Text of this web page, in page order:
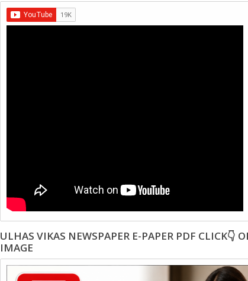
ULHAS VIKAS NEWSPAPER E-PAPER PDF CLICK👇
IMAGE